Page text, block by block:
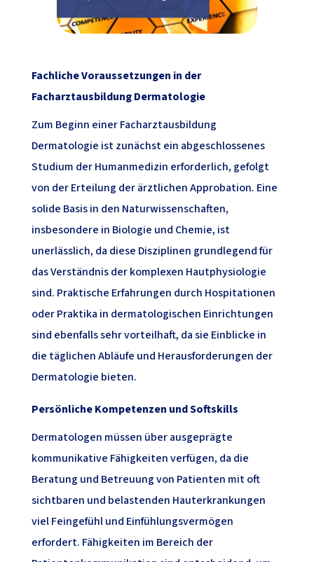
Fachliche Voraussetzungen in der
Facharztausbildung Dermatologie
Zum Beginn einer Facharztausbildung
Dermatologie ist zunächst ein abgeschlossenes
Studium der Humanmedizin erforderlich, gefolgt
von der Erteilung der ärztlichen Approbation. Eine
solide Basis in den Naturwissenschaften,
insbesondere in Biologie und Chemie, ist
unerlässlich, da diese Disziplinen grundlegend für
das Verständnis der komplexen Hautphysiologie
sind. Praktische Erfahrungen durch Hospitationen
oder Praktika in dermatologischen Einrichtungen
sind ebenfalls sehr vorteilhaft, da sie Einblicke in
die täglichen Abläufe und Herausforderungen der
Dermatologie bieten.
Persönliche Kompetenzen und Softskills
Dermatologen müssen über ausgeprägte
kommunikative Fähigkeiten verfügen, da die
Beratung und Betreuung von Patienten mit oft
sichtbaren und belastenden Hauterkrankungen
viel Feingefühl und Einfühlungsvermögen
erfordert. Fähigkeiten im Bereich der